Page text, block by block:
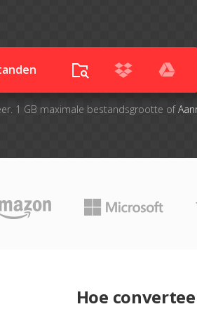
1 GB maximale bestandsgrootte of
Hoe